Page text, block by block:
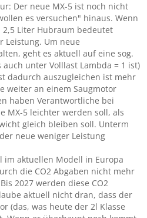
Der neue MX-5 ist noch nicht
es versuchen" hinaus. Wenn
Liter Hubraum bedeutet
Leistung. Um neue
geht es aktuell auf eine sog.
auch unter Volllast Lambda = 1 ist)
dadurch auszugleichen ist mehr
weiter an einem Saugmotor
haben Verantwortliche bei
MX-5 leichter werden soll, als
gleich bleiben soll. Unterm
neue weniger Leistung
im aktuellen Modell in Europa
die CO2 Abgaben nicht mehr
2027 werden diese CO2
aktuell nicht dran, dass der
(das, was heute der 2l Klasse